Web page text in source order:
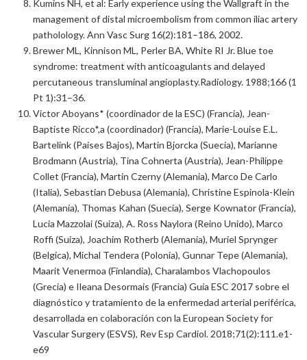
Kumins NH, et al: Early experience using the Wallgraft in the
management of distal microembolism from common iliac artery
patholology. Ann Vasc Surg 16(2):181–186, 2002.
Brewer ML, Kinnison ML, Perler BA, White RI Jr. Blue toe
syndrome: treatment with anticoagulants and delayed
percutaneous transluminal angioplasty.Radiology. 1988;166 (1
Pt 1):31–36.
Victor Aboyans* (coordinador de la ESC) (Francia), Jean-
Baptiste Ricco*,a (coordinador) (Francia), Marie-Louise E.L.
Bartelink (Paises Bajos), Martin Bjorcka (Suecia), Marianne
Brodmann (Austria), Tina Cohnerta (Austria), Jean-Philippe
Collet (Francia), Martin Czerny (Alemania), Marco De Carlo
(Italia), Sebastian Debusa (Alemania), Christine Espinola-Klein
(Alemania), Thomas Kahan (Suecia), Serge Kownator (Francia),
Lucia Mazzolai (Suiza), A. Ross Naylora (Reino Unido), Marco
Roffi (Suiza), Joachim Rotherb (Alemania), Muriel Sprynger
(Belgica), Michal Tendera (Polonia), Gunnar Tepe (Alemania),
Maarit Venermoa (Finlandia), Charalambos Vlachopoulos
(Grecia) e Ileana Desormais (Francia) Guía ESC 2017 sobre el
diagnóstico y tratamiento de la enfermedad arterial periférica,
desarrollada en colaboración con la European Society for
Vascular Surgery (ESVS), Rev Esp Cardiol. 2018;71(2):111.e1-
e69